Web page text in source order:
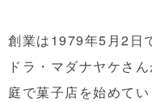
創業は1979年5月2日
ドラ・マダナヤケさ
庭で菓子店を始めて